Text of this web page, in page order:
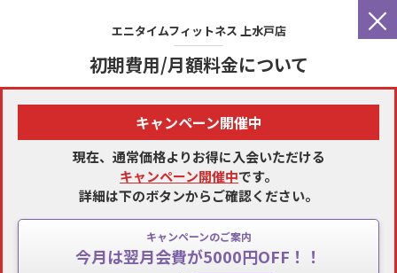
×
エニタイムフィットネス 上水戸店
初期費用/月額料金について
キャンペーン開催中
現在、通常価格よりお得に入会いただける
キャンペーン開催中です。
詳細は下のボタンからご確認ください。
キャンペーンのご案内
今月は翌月会費が5000円OFF！！